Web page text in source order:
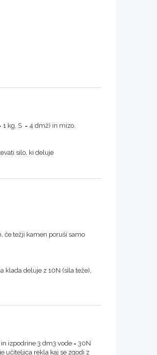
kg, S = 4 dm2) in mizo.
silo, ki deluje
če težji kamen poruši samo
klada deluje z 10N (sila teže),
izpodrine 3 dm3 vode = 30N
učiteljica rekla kaj se zgodi z